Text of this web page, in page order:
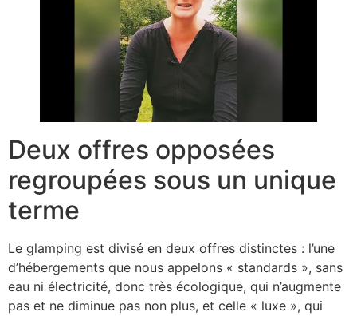
Deux offres opposées
regroupées sous un unique
terme
Le glamping est divisé en deux offres distinctes : l’une
d’hébergements que nous appelons « standards », sans
eau ni électricité, donc très écologique, qui n’augmente
pas et ne diminue pas non plus, et celle « luxe », qui